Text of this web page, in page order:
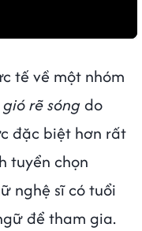
tế về một nhóm
rẽ sóngdo
đặc biệt hơn rất
tuyển chọn
nghệ sĩ có tuổi
để tham gia.